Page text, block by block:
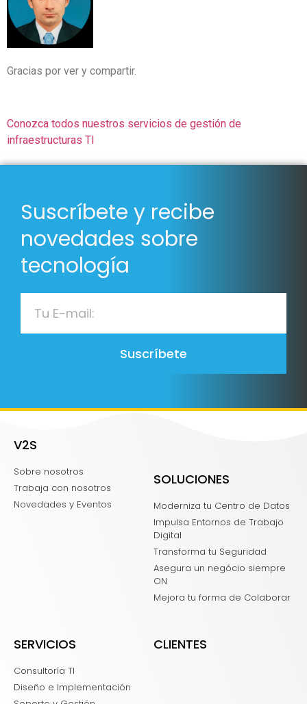
Gracias por ver y compartir.
Conozca todos nuestros servicios de gestión de
infraestructuras TI
Suscríbete y recibe
novedades sobre
tecnología
Suscríbete
V2S
Sobre nosotros
Trabaja con nosotros
Novedades y Eventos
SOLUCIONES
Moderniza tu Centro de Datos
Impulsa Entornos de Trabajo
Digital
Transforma tu Seguridad
Asegura un negócio siempre
ON
Mejora tu forma de Colaborar
SERVICIOS
Consultoría TI
Diseño e Implementación
CLIENTES